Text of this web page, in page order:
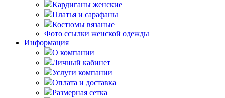
Кардиганы женские
Платья и сарафаны
Костюмы вязаные
Фото ссылки женской одежды
Информация
О компании
Личный кабинет
Услуги компании
Оплата и доставка
Размерная сетка